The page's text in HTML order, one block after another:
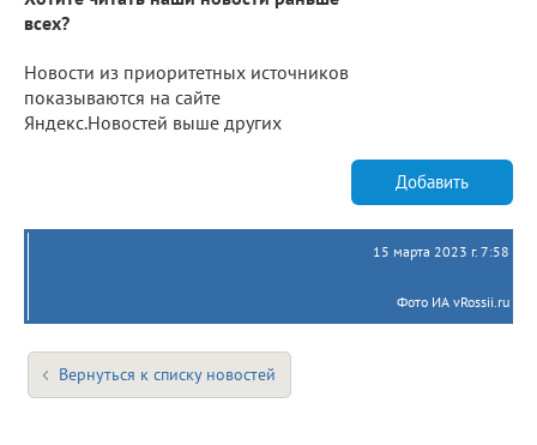
всех?
Новости из приоритетных источников
показываются на сайте
Яндекс.Новостей выше других
Добавить
15 марта 2023 г. 7:58
Фото ИА vRossii.ru
Вернуться к списку новостей